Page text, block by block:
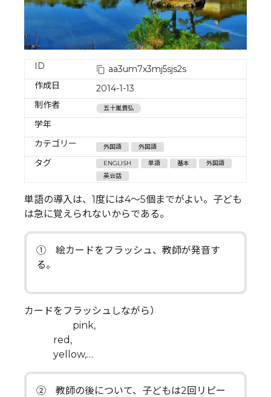
ID
aa3um7x3mj5sjs2s
作成日
2014-1-13
制作者
五十嵐貴弘
学年
カテゴリー
外国語 外国語
タグ ENGLISH 単語 基本
外国語
英会話
単語の導入は、1度には4～5個までがよい。子ども
は急に覚えられないからである。
① 絵カードをフラッシュ、教師が発音す
る。
カードをフラッシュしながら）
pink,
red,
yellow,…
② 教師の後について、子どもは2回リピー